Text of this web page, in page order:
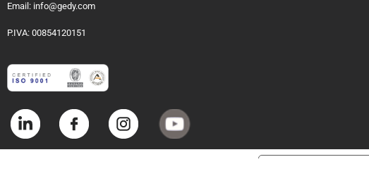
Email: info@gedy.com
P.IVA: 00854120151